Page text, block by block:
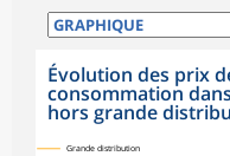
Évolution des prix
consommation
hors grande
Grande distribution